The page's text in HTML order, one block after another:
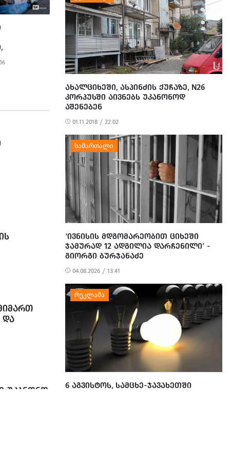
ᲣᲙᲐᲜᲝᲜᲝ
ᲐᲮᲐᲚᲪᲘᲮᲔᲨᲘ, ᲐᲡᲞᲘᲜᲫᲘᲡ ᲥᲣᲩᲐᲖᲔ, N26
ᲙᲝᲠᲞᲣᲡᲨᲘ ᲐᲘᲕᲜᲔᲑᲡ ᲣᲙᲐᲜᲝᲜᲝᲓ
ᲐᲨᲔᲜᲔᲑᲔᲜ
01.11.2018 / 22:02
‘ᲘᲕᲜᲘᲡᲘᲡ ᲛᲓᲒᲝᲛᲐᲠᲔᲝᲑᲘᲗ ᲪᲘᲮᲔᲨᲘ
ᲯᲐᲛᲣᲠᲐᲓ 12 ᲐᲓᲒᲘᲚᲘᲐ ᲓᲐᲠᲩᲔᲜᲘᲚᲘ’ -
ᲒᲘᲝᲠᲒᲘ ᲑᲣᲠᲯᲐᲜᲐᲫᲔ
04.08.2026 / 13:41
6 ᲐᲒᲕᲘᲡᲢᲝᲡ, ᲡᲐᲛᲪᲮᲔ-ᲯᲐᲕᲐᲮᲔᲗᲨᲘ